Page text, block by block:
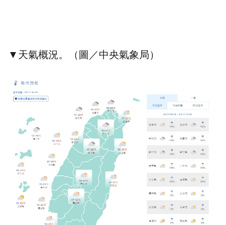
▼天氣概況。（圖／中央氣象局）